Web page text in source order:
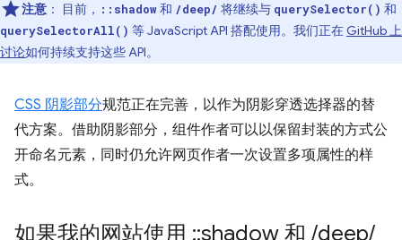
注意 ： 目前， ::shadow和 /deep/ 将继续与 querySelector() 和
querySelectorAll() 等 JavaScript API 搭配使用。我们正在 GitHub 上
讨论如何持续支持这些 API。
CSS 阴影部分规范正在完善，以作为阴影穿透选择器的替
代方案。借助阴影部分，组件作者可以以保留封装的方式公
开命名元素，同时仍允许网页作者一次设置多项属性的样
式。
如果我的网站使用 ::shadow 和 /deep/